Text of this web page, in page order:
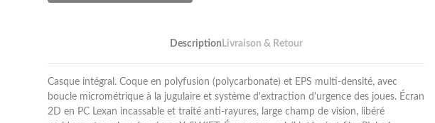
Description Livraison & Retour
Casque intégral. Coque en polyfusion (polycarbonate) et EPS multi-densité, avec
boucle micrométrique à la jugulaire et système d'extraction d'urgence des joues. Écran
2D en PC Lexan incassable et traité anti-rayures, large champ de vision, libéré